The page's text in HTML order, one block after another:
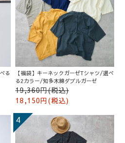
る
【福袋】キーネックガーゼTシャツ/選べ
る2カラー/知多木綿ダブルガーゼ
19,360円(税込)
18,150円(税込)